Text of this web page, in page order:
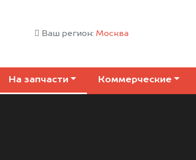
Ваш регион: Москва
На запчасти Коммерческие